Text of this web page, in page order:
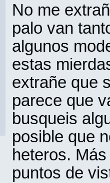
No me
palo van
algunos
estas
extrañe que
parece que
busqueis
posible que
heteros.
puntos de